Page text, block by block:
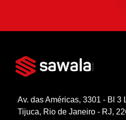
Av. das Américas, 3301 - Bl 3
Tijuca, Rio de Janeiro - RJ,